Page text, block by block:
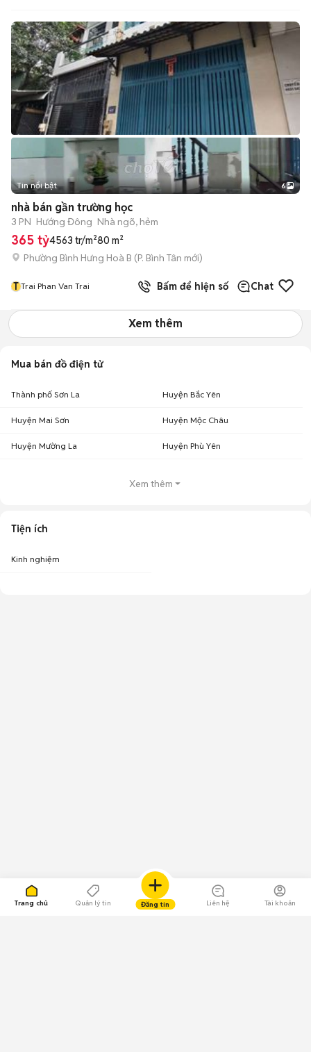
Trang chủ Quản lý tin Đăng tin Liên hệ Tài khoản
+2
Tin nổi bật 6
nhà bán gần trường học
3 PN Hướng Đông Nhà ngõ, hẻm
365 tỷ4563 tr/m²80 m²
Phường Bình Hưng Hoà B (P. Bình Tân mới)
T Trai Phan Van Trai Bấm để hiện số Chat
Xem thêm
Mua bán đồ điện tử
Thành phố Sơn La Huyện Bắc Yên
Huyện Mai Sơn Huyện Mộc Châu
Huyện Mường La Huyện Phù Yên
Xem thêm
Tiện ích
Kinh nghiệm